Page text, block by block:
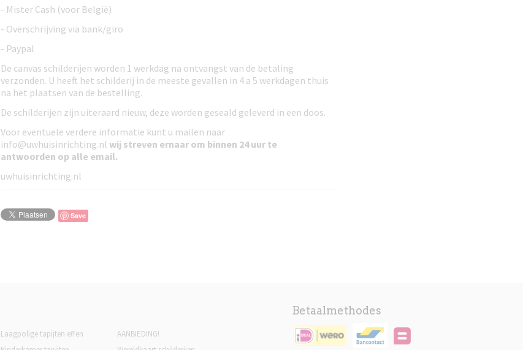
- Mister Cash (voor België)
- Overschrijving via bank/giro
- Paypal
De canvas schilderijen worden 1 werkdag na ontvangst van de betaling
verzonden. U heeft het schilderij in de meeste gevallen in 4 a 5 werkdagen thuis
na het plaatsen van de bestelling.
De schilderijen zijn uiteraard nieuw, deze worden geseald geleverd in een doos.
Voor eventuele verdere informatie kunt u mailen naar
info@uwhuisinrichting.nl wij streven ernaar om binnen 24 uur te
antwoorden op alle email.
uwhuisinrichting.nl
Save
Laagpolige tapijten effen
AANBIEDING!
Betaalmethodes